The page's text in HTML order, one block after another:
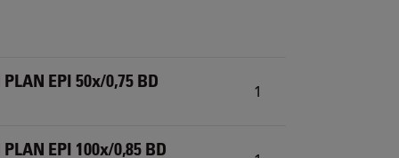
EPI 50x/0,75 BD 1
EPI 100x/0,85 BD